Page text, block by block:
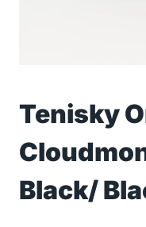
Tenisky
Black/